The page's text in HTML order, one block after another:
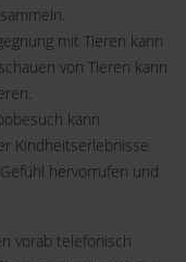
mit Tieren kann
von Tieren kann
kann
Kindheitserlebnisse
hervorrufen und
vorab telefonisch